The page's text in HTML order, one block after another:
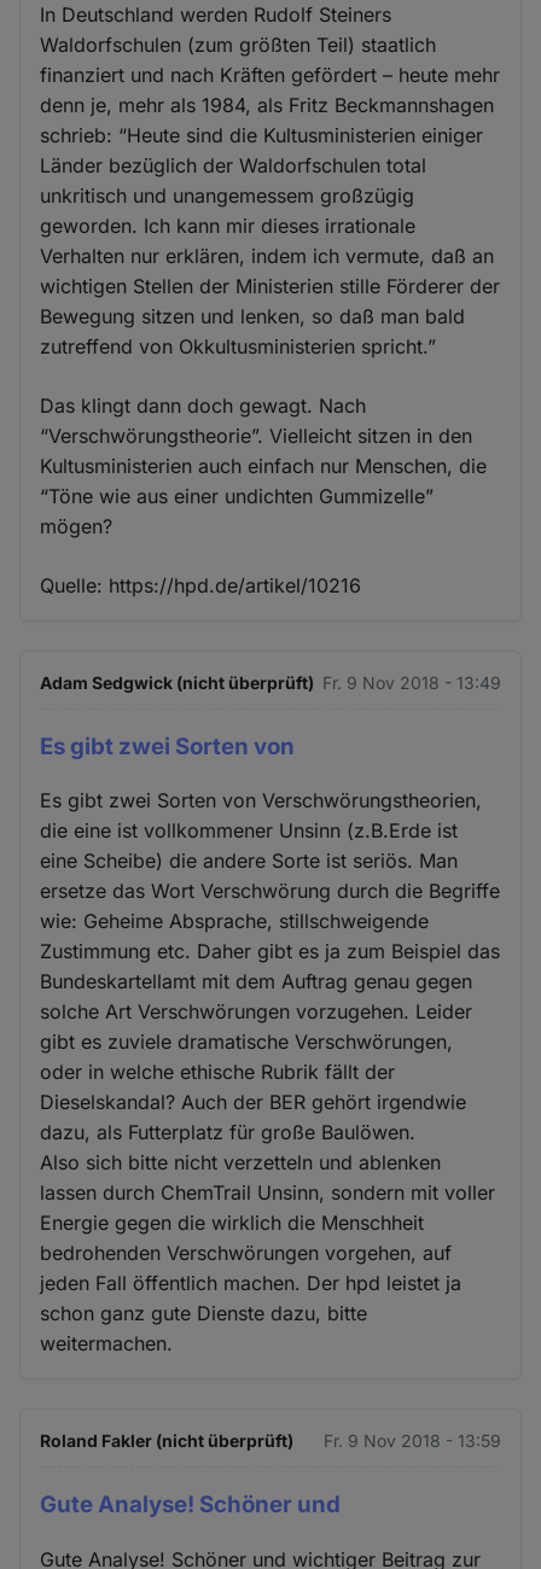
In Deutschland werden Rudolf Steiners
Waldorfschulen (zum größten Teil) staatlich
finanziert und nach Kräften gefördert – heute mehr
denn je, mehr als 1984, als Fritz Beckmannshagen
schrieb: “Heute sind die Kultusministerien einiger
Länder bezüglich der Waldorfschulen total
unkritisch und unangemessem großzügig
geworden. Ich kann mir dieses irrationale
Verhalten nur erklären, indem ich vermute, daß an
wichtigen Stellen der Ministerien stille Förderer der
Bewegung sitzen und lenken, so daß man bald
zutreffend von Okkultusministerien spricht.”
Das klingt dann doch gewagt. Nach
“Verschwörungstheorie”. Vielleicht sitzen in den
Kultusministerien auch einfach nur Menschen, die
“Töne wie aus einer undichten Gummizelle”
mögen?
Quelle: https://hpd.de/artikel/10216
Adam Sedgwick (nicht überprüft) Fr. 9 Nov 2018 - 13:49
Es gibt zwei Sorten von
Es gibt zwei Sorten von Verschwörungstheorien,
die eine ist vollkommener Unsinn (z.B.Erde ist
eine Scheibe) die andere Sorte ist seriös. Man
ersetze das Wort Verschwörung durch die Begriffe
wie: Geheime Absprache, stillschweigende
Zustimmung etc. Daher gibt es ja zum Beispiel das
Bundeskartellamt mit dem Auftrag genau gegen
solche Art Verschwörungen vorzugehen. Leider
gibt es zuviele dramatische Verschwörungen,
oder in welche ethische Rubrik fällt der
Dieselskandal? Auch der BER gehört irgendwie
dazu, als Futterplatz für große Baulöwen.
Also sich bitte nicht verzetteln und ablenken
lassen durch ChemTrail Unsinn, sondern mit voller
Energie gegen die wirklich die Menschheit
bedrohenden Verschwörungen vorgehen, auf
jeden Fall öffentlich machen. Der hpd leistet ja
schon ganz gute Dienste dazu, bitte
weitermachen.
Roland Fakler (nicht überprüft) Fr. 9 Nov 2018 - 13:59
Gute Analyse! Schöner und
Gute Analyse! Schöner und wichtiger Beitrag zur